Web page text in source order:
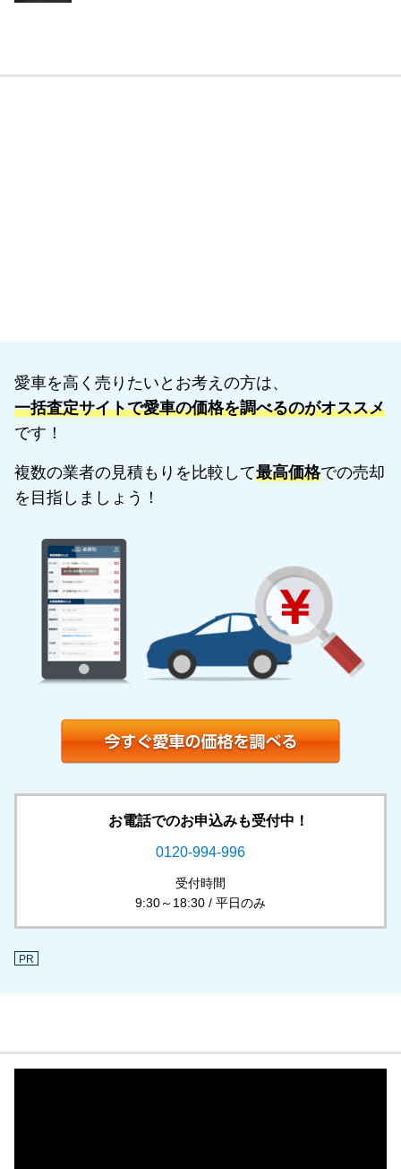
愛車を高く売りたいとお考えの方は、
一括査定サイトで愛車の価格を調べるのがオススメ
です！
複数の業者の見積もりを比較して最高価格での売却
を目指しましょう！
お電話でのお申込みも受付中！
0120-994-996
受付時間
9:30～18:30 / 平日のみ
PR